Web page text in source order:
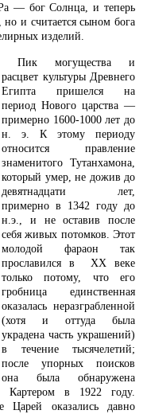
— бог Солнца, и теперь
но и считается сыном бога
изделий.
Пик могущества и
расцвет культуры Древнего
Египта пришелся на
период Нового царства —
примерно 1600-1000 лет до
н. э. К этому периоду
относится правление
знаменитого Тутанхамона,
который умер, не дожив до
девятнадцати лет,
примерно в 1342 году до
н.э., и не оставив после
себя живых потомков. Этот
молодой фараон так
прославился в ХХ веке
только потому, что его
гробница единственная
оказалась неразграбленной
(хотя и оттуда была
украдена часть украшений)
в течение тысячелетий;
после упорных поисков
она была обнаружена
Картером в 1922 году.
Царей оказались давно